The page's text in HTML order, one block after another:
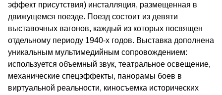
эффект присутствия) инсталляция, размещенная в
движущемся поезде. Поезд состоит из девяти
выставочных вагонов, каждый из которых посвящен
отдельному периоду 1940-х годов. Выставка дополнена
уникальным мультимедийным сопровождением:
используется объемный звук, театральное освещение,
механические спецэффекты, панорамы боев в
виртуальной реальности, киносъемка исторических